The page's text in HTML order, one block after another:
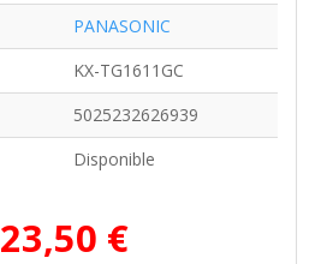
PANASONIC
KX-TG1611GC
5025232626939
Disponible
23,50 €